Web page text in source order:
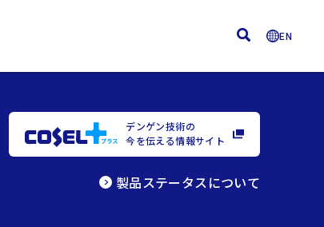
EN
デンゲン技術の
今を伝える情報サイト
製品ステータスについて